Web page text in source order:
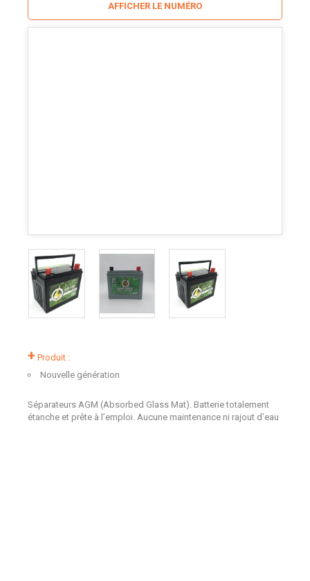
+ Produit :
Nouvelle génération
Séparateurs AGM (Absorbed Glass Mat). Batterie totalement
étanche et prête à l’emploi. Aucune maintenance ni rajout d’eau
AFFICHER LE NUMÉRO